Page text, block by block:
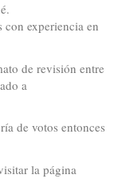
experiencia en
de revisión entre
a
de votos entonces
la página